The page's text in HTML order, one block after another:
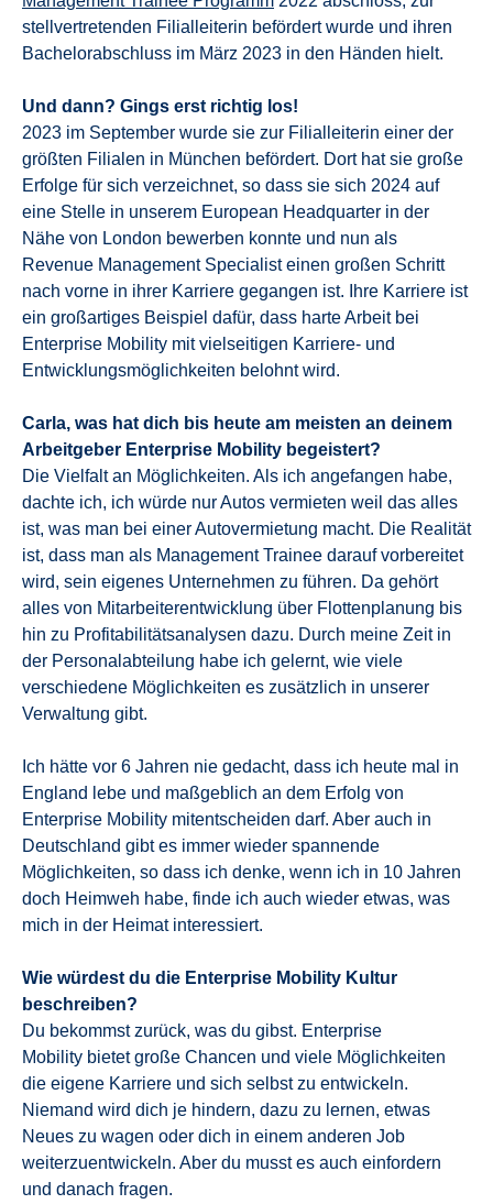
stellvertretenden Filialleiterin befördert wurde und ihren
Bachelorabschluss im März 2023 in den Händen hielt.
Und dann? Gings erst richtig los!
2023 im September wurde sie zur Filialleiterin einer der
größten Filialen in München befördert. Dort hat sie große
Erfolge für sich verzeichnet, so dass sie sich 2024 auf
eine Stelle in unserem European Headquarter in der
Nähe von London bewerben konnte und nun als
Revenue Management Specialist einen großen Schritt
nach vorne in ihrer Karriere gegangen ist. Ihre Karriere ist
ein großartiges Beispiel dafür, dass harte Arbeit bei
Enterprise Mobility mit vielseitigen Karriere- und
Entwicklungsmöglichkeiten belohnt wird.
Carla, was hat dich bis heute am meisten an deinem
Arbeitgeber Enterprise Mobility begeistert?
Die Vielfalt an Möglichkeiten. Als ich angefangen habe,
dachte ich, ich würde nur Autos vermieten weil das alles
ist, was man bei einer Autovermietung macht. Die Realität
ist, dass man als Management Trainee darauf vorbereitet
wird, sein eigenes Unternehmen zu führen. Da gehört
alles von Mitarbeiterentwicklung über Flottenplanung bis
hin zu Profitabilitätsanalysen dazu. Durch meine Zeit in
der Personalabteilung habe ich gelernt, wie viele
verschiedene Möglichkeiten es zusätzlich in unserer
Verwaltung gibt.
Ich hätte vor 6 Jahren nie gedacht, dass ich heute mal in
England lebe und maßgeblich an dem Erfolg von
Enterprise Mobility mitentscheiden darf. Aber auch in
Deutschland gibt es immer wieder spannende
Möglichkeiten, so dass ich denke, wenn ich in 10 Jahren
doch Heimweh habe, finde ich auch wieder etwas, was
mich in der Heimat interessiert.
Wie würdest du die Enterprise Mobility Kultur
beschreiben?
Du bekommst zurück, was du gibst. Enterprise
Mobility bietet große Chancen und viele Möglichkeiten
die eigene Karriere und sich selbst zu entwickeln.
Niemand wird dich je hindern, dazu zu lernen, etwas
Neues zu wagen oder dich in einem anderen Job
weiterzuentwickeln. Aber du musst es auch einfordern
und danach fragen.